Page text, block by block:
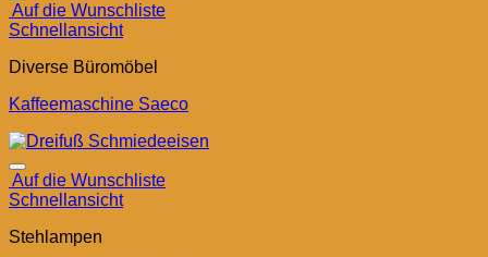
Auf die Wunschliste
Schnellansicht
Diverse Büromöbel
Kaffeemaschine Saeco
Auf die Wunschliste
Schnellansicht
Stehlampen